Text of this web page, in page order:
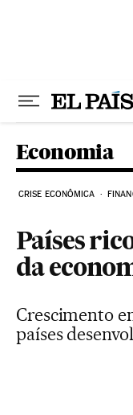
Economia
CRISE ECONÔMICA
Países
da
Crescimento
países